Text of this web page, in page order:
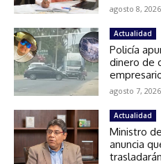
agosto 8, 2026
Actualidad
Policía
dinero de
agosto 7, 2026
Actualidad
Ministro
anuncia